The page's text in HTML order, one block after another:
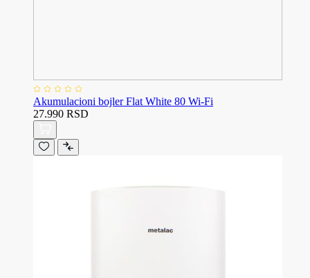
Akumulacioni bojler Flat White 80 Wi-Fi
27.990 RSD